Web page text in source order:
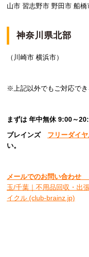
山市 習志野市 野田市 船橋
神奈川県北部
（川崎市 横浜市）
※上記以外でもご対応でき
まずは 年中無休 9:00～
ブレインズ フリーダイ
い。
メールでのお問い合わせ
玉/千葉｜不用品回収・出
イクル (club-brainz.jp)